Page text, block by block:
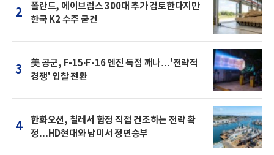
2
폴란드, 에이브럼스 300대 추가 검토한다지만
한국 K2 수주 굳건
3
美 공군, F-15·F-16 엔진 독점 깨나…'전략적
경쟁' 입찰 전환
4
한화오션, 칠레서 함정 직접 건조하는 전략 확
정…HD현대와 남미서 정면승부